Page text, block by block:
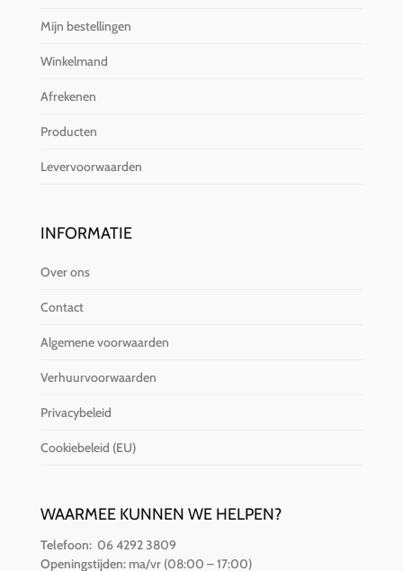
Mijn bestellingen
Winkelmand
Afrekenen
Producten
Levervoorwaarden
INFORMATIE
Over ons
Contact
Algemene voorwaarden
Verhuurvoorwaarden
Privacybeleid
Cookiebeleid (EU)
WAARMEE KUNNEN WE HELPEN?
Telefoon: 06 4292 3809
Openingstijden:ma/vr (08:00 – 17:00)